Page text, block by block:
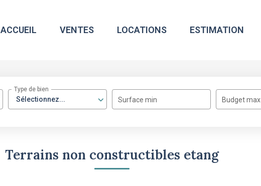
ACCUEIL VENTES LOCATIONS ESTIMATION
Sélectionnez...
Type de bien
Surface min Budget max
Terrains non constructibles etang